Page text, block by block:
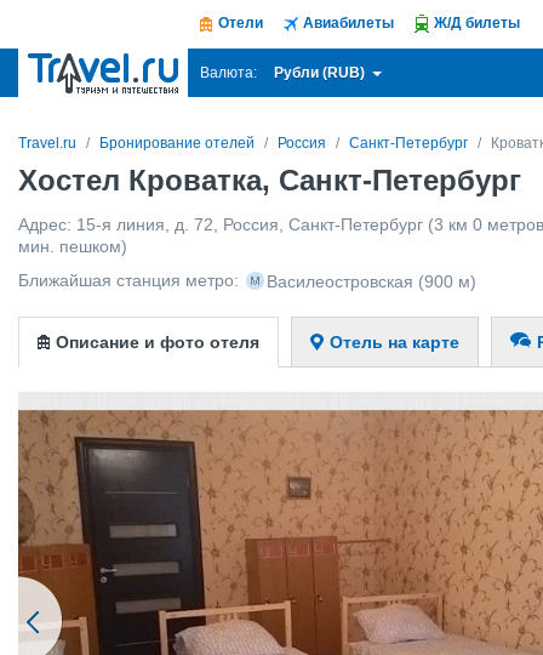
Отели Авиабилеты Ж/Д билеты
Валюта: Рубли (RUB)
Travel.ru Бронирование отелей Россия Санкт-Петербург
Хостел Кроватка, Санкт-Петербург
Адрес: 15-я линия, д. 72 Россия Санкт-Петербург (3 км 0
мин. пешком)
Ближайшая станция метро:
Василеостровская (900 м)
Описание и фото отеля Отель на карте